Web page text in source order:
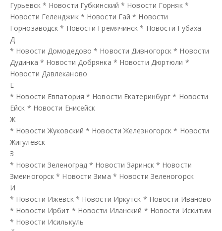
Гурьевск * Новости Губкинский * Новости Горняк *
Новости Геленджик * Новости Гай * Новости
Горнозаводск * Новости Гремячинск * Новости Губаха
Д
* Новости Домодедово * Новости Дивногорск * Новости
Дудинка * Новости Добрянка * Новости Дюртюли *
Новости Давлеканово
Е
* Новости Евпатория * Новости Екатеринбург * Новости
Ейск * Новости Енисейск
Ж
* Новости Жуковский * Новости Железногорск * Новости
Жигулёвск
З
* Новости Зеленоград * Новости Заринск * Новости
Змеиногорск * Новости Зима * Новости Зеленогорск
И
* Новости Ижевск * Новости Иркутск * Новости Иваново
* Новости Ирбит * Новости Иланский * Новости Искитим
* Новости Исилькуль